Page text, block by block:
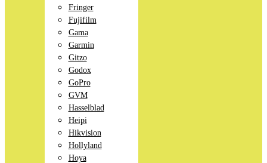
Fringer
Fujifilm
Gama
Garmin
Gitzo
Godox
GoPro
GVM
Hasselblad
Heipi
Hikvision
Hollyland
Hoya